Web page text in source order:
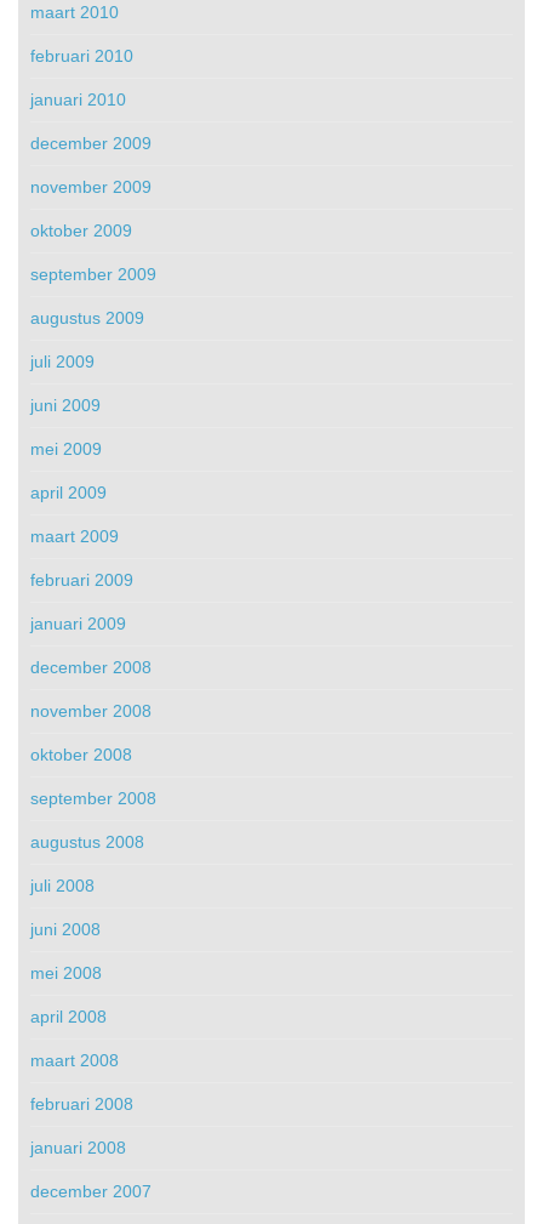
maart 2010
februari 2010
januari 2010
december 2009
november 2009
oktober 2009
september 2009
augustus 2009
juli 2009
juni 2009
mei 2009
april 2009
maart 2009
februari 2009
januari 2009
december 2008
november 2008
oktober 2008
september 2008
augustus 2008
juli 2008
juni 2008
mei 2008
april 2008
maart 2008
februari 2008
januari 2008
december 2007